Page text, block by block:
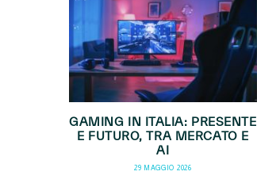
GAMING IN ITALIA: PRESENTE
E FUTURO, TRA MERCATO E
AI
29 MAGGIO 2026